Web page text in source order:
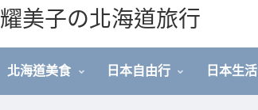
耀美子の北海道旅行
北海道美食 日本自由行 日本生活